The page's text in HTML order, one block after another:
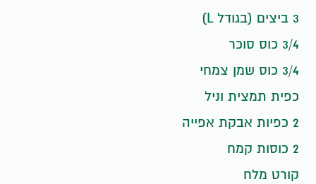
3 ביצים (בגודל L)
3/4 כוס סוכר
3/4 כוס שמן צמחי
כפית תמצית וניל
2 כפיות אבקת אפייה
2 כוסות קמח
קורט מלח